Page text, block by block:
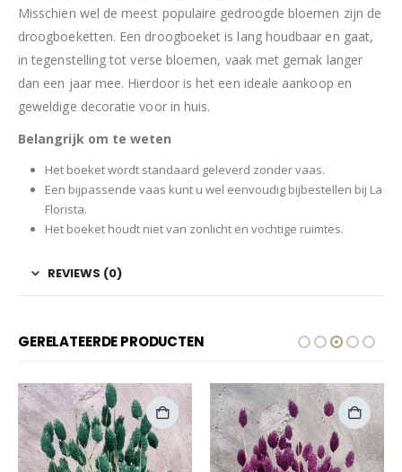
Misschien wel de meest populaire gedroogde bloemen zijn de
droogboeketten. Een droogboeket is lang houdbaar en gaat,
in tegenstelling tot verse bloemen, vaak met gemak langer
dan een jaar mee. Hierdoor is het een ideale aankoop en
geweldige decoratie voor in huis.
Belangrijk om te weten
Het boeket wordt standaard geleverd zonder vaas.
Een bijpassende vaas kunt u wel eenvoudig bijbestellen bij La
Florista.
Het boeket houdt niet van zonlicht en vochtige ruimtes.
REVIEWS (0)
GERELATEERDE PRODUCTEN